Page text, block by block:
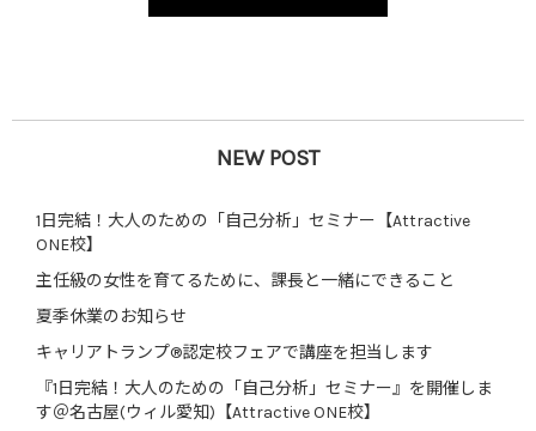
NEW POST
1日完結！大人のための「自己分析」セミナー【Attractive
ONE校】
主任級の女性を育てるために、課長と一緒にできること
夏季休業のお知らせ
キャリアトランプ®認定校フェアで講座を担当します
『1日完結！大人のための「自己分析」セミナー』を開催しま
す＠名古屋(ウィル愛知)【Attractive ONE校】